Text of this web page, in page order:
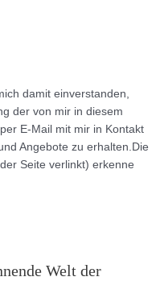
damit einverstanden,
der von mir in diesem
E-Mail mit mir in Kontakt
Angebote zu erhalten.Die
Seite verlinkt) erkenne
Welt der